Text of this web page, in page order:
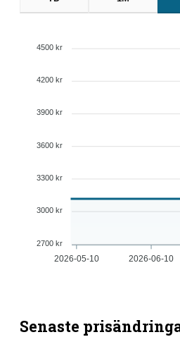
2026-05-10 2026-06-10
4500 kr
4200 kr
3900 kr
3600 kr
3300 kr
3000 kr
2700 kr
Senaste